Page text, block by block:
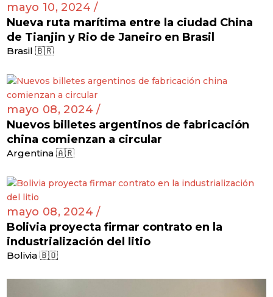
mayo 10, 2024 /
Nueva ruta marítima entre la ciudad China
de Tianjin y Rio de Janeiro en Brasil
Brasil 🇧🇷
mayo 08, 2024 /
Nuevos billetes argentinos de fabricación
china comienzan a circular
Argentina 🇦🇷
mayo 08, 2024 /
Bolivia proyecta firmar contrato en la
industrialización del litio
Bolivia 🇧🇴